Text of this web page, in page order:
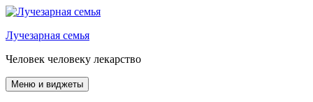
Перейти
содержимому
Лучезарная семья
Человек человеку лекарство
Меню и виджеты